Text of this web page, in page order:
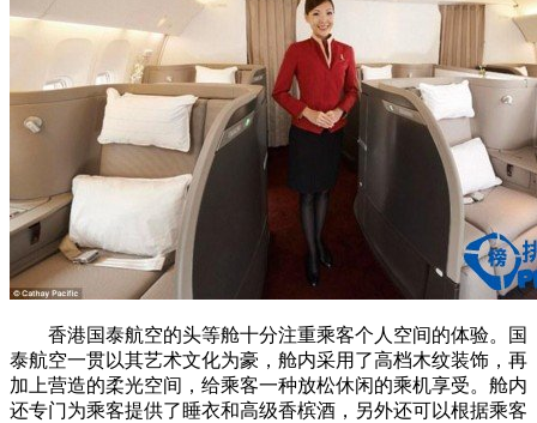
香港国泰航空的头等舱十分注重乘客个人空间的体验。国
泰航空一贯以其艺术文化为豪，舱内采用了高档木纹装饰，再
加上营造的柔光空间，给乘客一种放松休闲的乘机享受。舱内
还专门为乘客提供了睡衣和高级香槟酒，另外还可以根据乘客